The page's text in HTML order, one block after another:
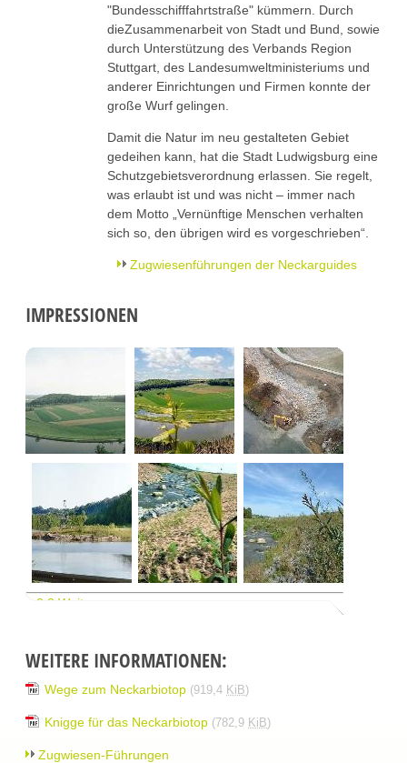
"Bundesschifffahrtstraße" kümmern. Durch
dieZusammenarbeit von Stadt und Bund, sowie
durch Unterstützung des Verbands Region
Stuttgart, des Landesumweltministeriums und
anderer Einrichtungen und Firmen konnte der
große Wurf gelingen.
Damit die Natur im neu gestalteten Gebiet
gedeihen kann, hat die Stadt Ludwigsburg eine
Schutzgebietsverordnung erlassen. Sie regelt,
was erlaubt ist und was nicht – immer nach
dem Motto „Vernünftige Menschen verhalten
sich so, den übrigen wird es vorgeschrieben“.
Zugwiesenführungen der Neckarguides
IMPRESSIONEN
2 3 Weiter
WEITERE INFORMATIONEN:
Wege zum Neckarbiotop (919,4 KiB)
Knigge für das Neckarbiotop (782,9 KiB)
Zugwiesen-Führungen